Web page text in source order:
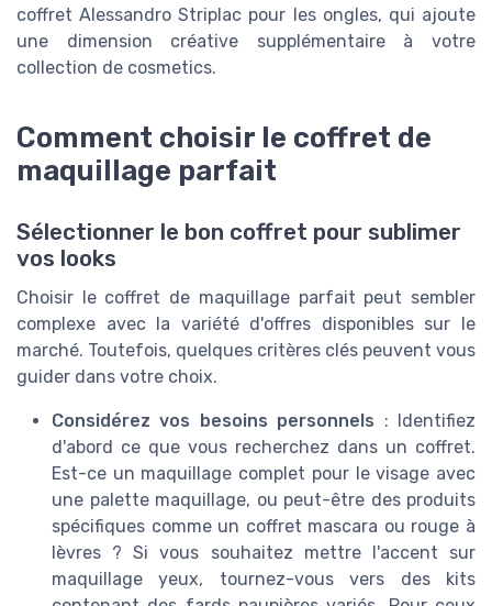
coffret Alessandro Striplac pour les ongles, qui ajoute
une dimension créative supplémentaire à votre
collection de cosmetics.
Comment choisir le coffret de
maquillage parfait
Sélectionner le bon coffret pour sublimer
vos looks
Choisir le coffret de maquillage parfait peut sembler
complexe avec la variété d'offres disponibles sur le
marché. Toutefois, quelques critères clés peuvent vous
guider dans votre choix.
Considérez vos besoins personnels : Identifiez
d'abord ce que vous recherchez dans un coffret.
Est-ce un maquillage complet pour le visage avec
une palette maquillage, ou peut-être des produits
spécifiques comme un coffret mascara ou rouge à
lèvres ? Si vous souhaitez mettre l'accent sur
maquillage yeux, tournez-vous vers des kits